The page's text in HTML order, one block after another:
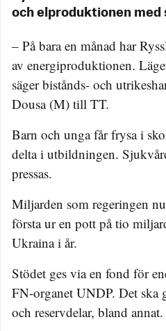
och elproduktionen med
– På bara en månad har
av energiproduktionen.
säger bistånds- och
Dousa (M) till TT.
Barn och unga får frysa i
delta i utbildningen.
pressas.
Miljarden som regeringen
första ur en pott på tio
Ukraina i år.
Stödet ges via en fond för
FN-organet UNDP. Det ska
och reservdelar, bland annat.